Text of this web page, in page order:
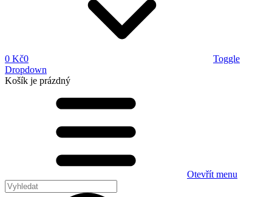
0 Kč0
Toggle
Dropdown
Košík je prázdný
Otevřít menu